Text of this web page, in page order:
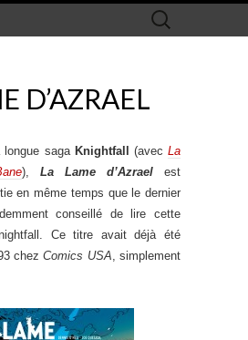
Rechercher :
D’AZRAEL
longue saga Knightfall (avecLa
), La Lame d’Azrael est
en même temps que le dernier
conseillé de lire cette
Ce titre avait déjà été
chezComics USA, simplement